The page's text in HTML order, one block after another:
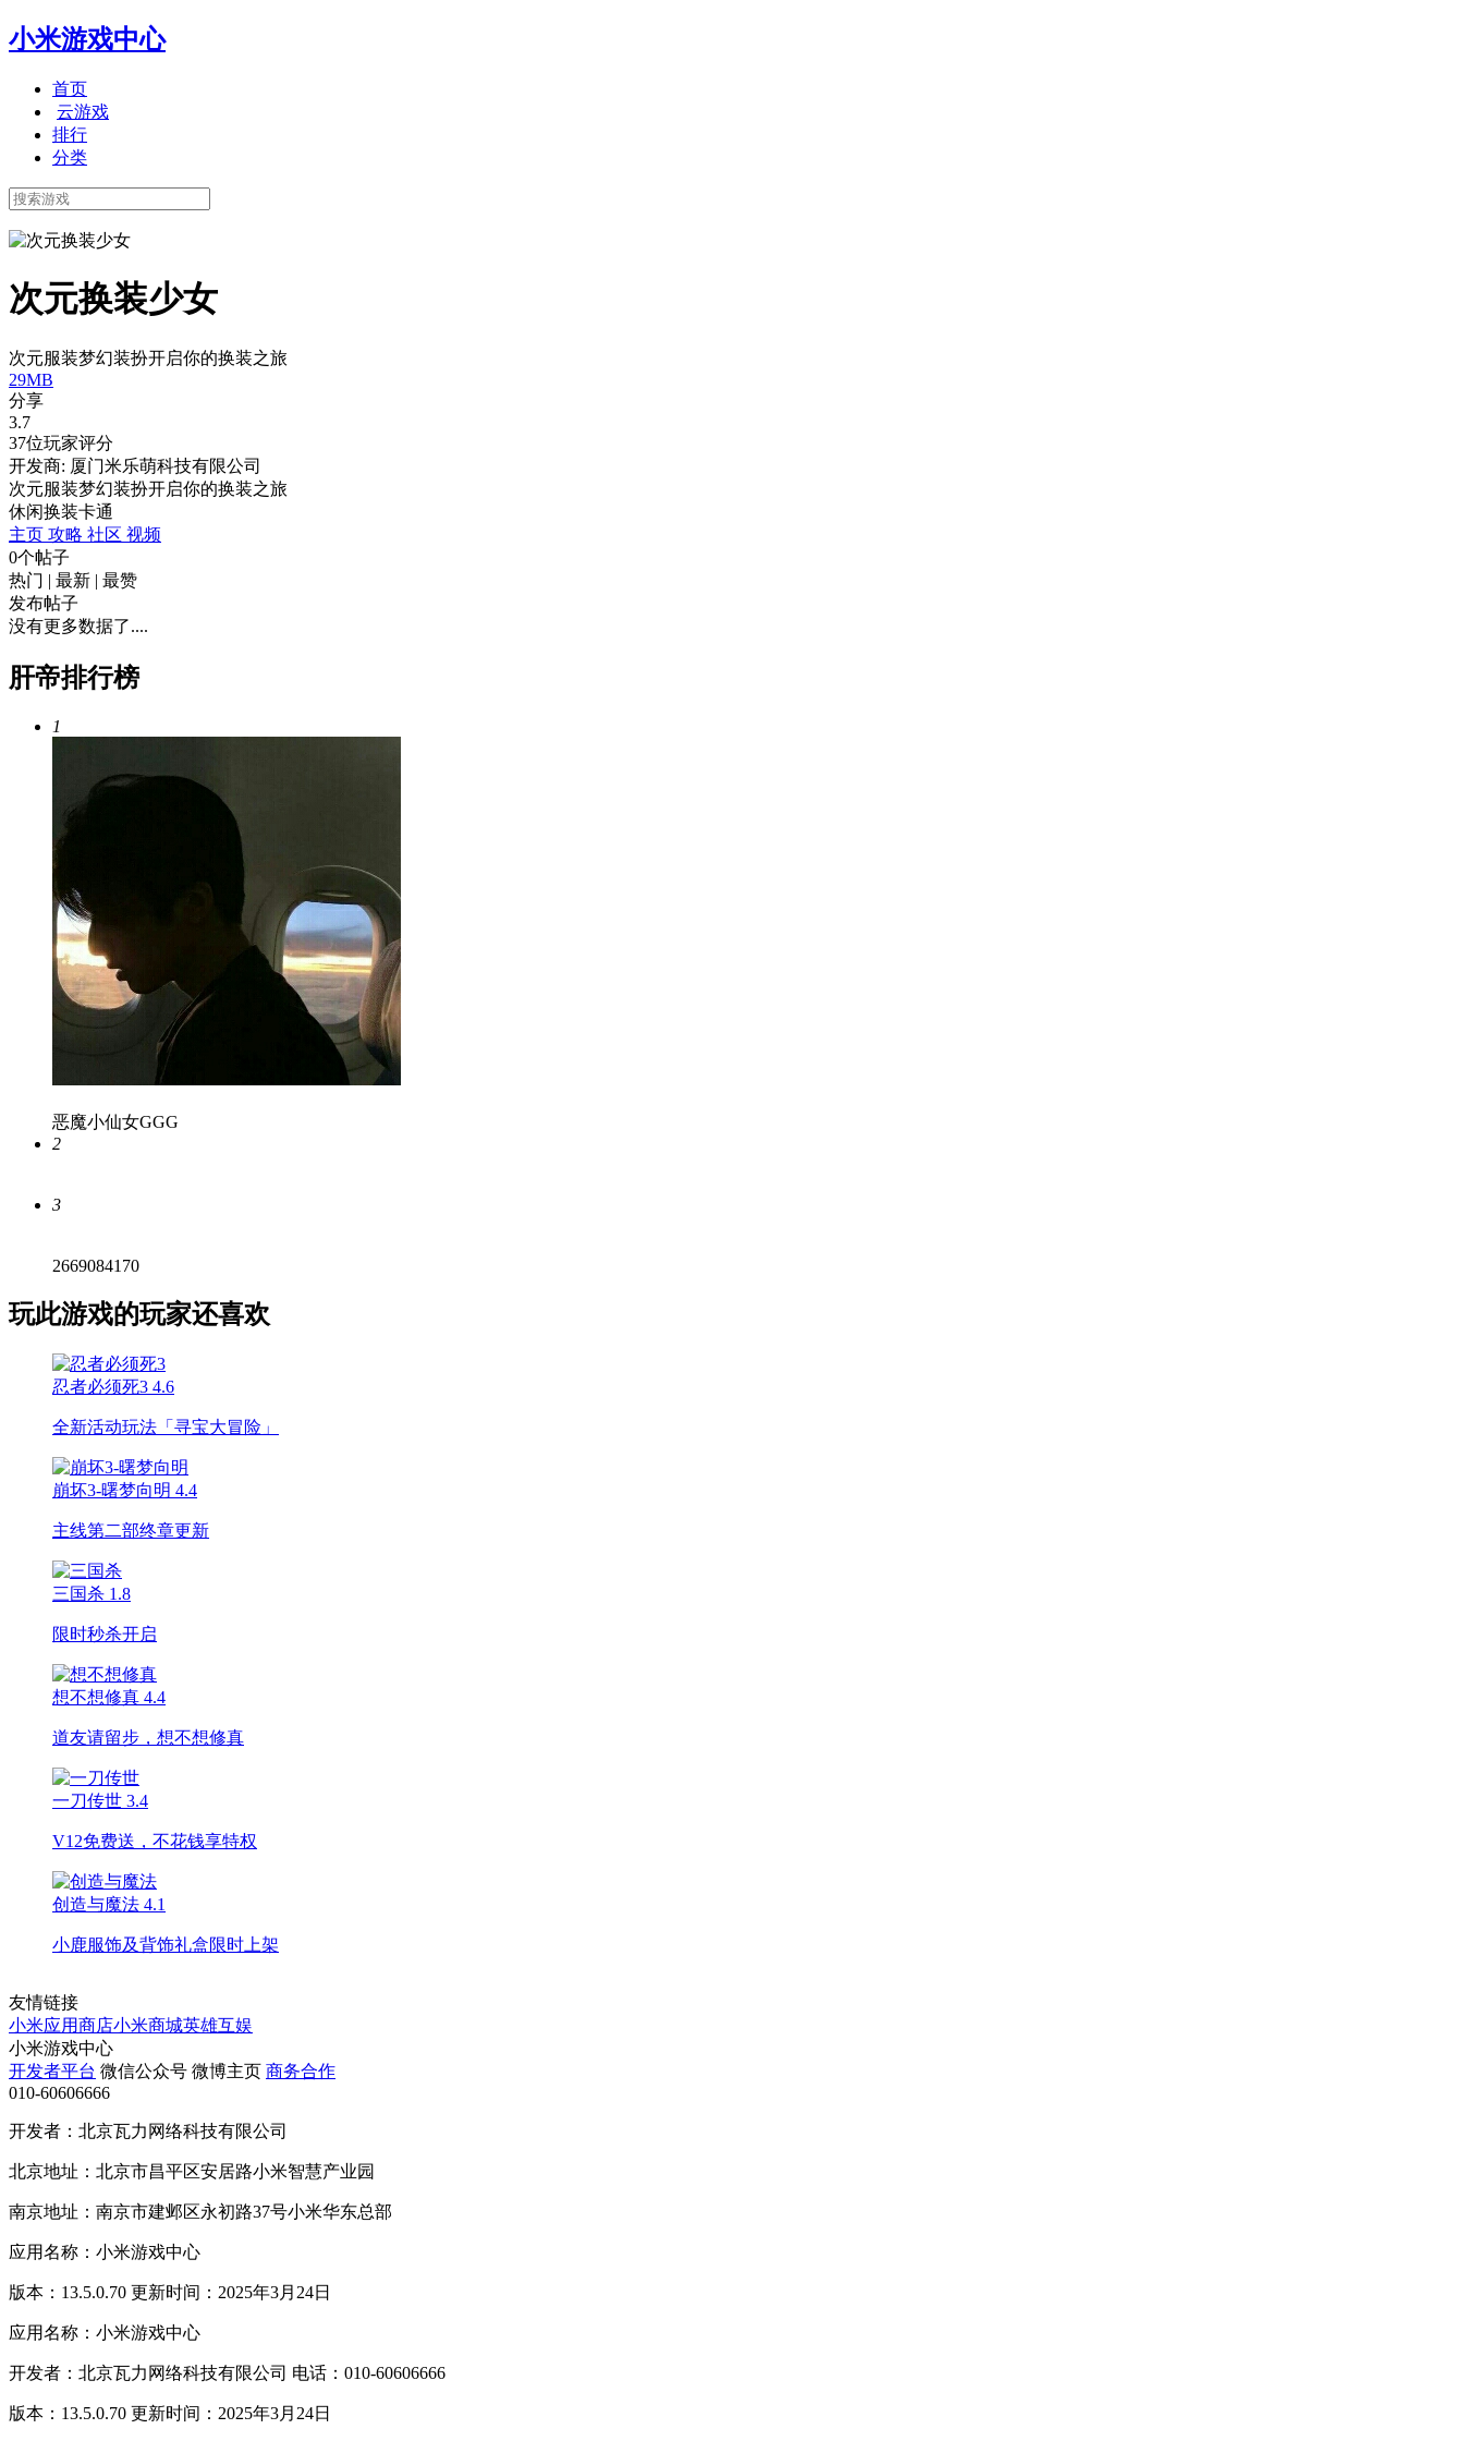
小米游戏中心
首页
云游戏
排行
分类
次元换装少女
次元服装梦幻装扮开启你的换装之旅
29MB
分享
3.7
37位玩家评分
开发商: 厦门米乐萌科技有限公司
次元服装梦幻装扮开启你的换装之旅
休闲换装卡通
主页 攻略 社区 视频
0个帖子
热门 | 最新 | 最赞
发布帖子
没有更多数据了....
肝帝排行榜
1
恶魔小仙女GGG
2
3
2669084170
玩此游戏的玩家还喜欢
忍者必须死3 4.6
全新活动玩法「寻宝大冒险」
崩坏3-曙梦向明 4.4
主线第二部终章更新
三国杀 1.8
限时秒杀开启
想不想修真 4.4
道友请留步，想不想修真
一刀传世 3.4
V12免费送，不花钱享特权
创造与魔法 4.1
小鹿服饰及背饰礼盒限时上架
友情链接
小米应用商店小米商城英雄互娱
小米游戏中心
开发者平台 微信公众号 微博主页 商务合作
010-60606666
开发者：北京瓦力网络科技有限公司
北京地址：北京市昌平区安居路小米智慧产业园
南京地址：南京市建邺区永初路37号小米华东总部
应用名称：小米游戏中心
版本：13.5.0.70 更新时间：2025年3月24日
应用名称：小米游戏中心
开发者：北京瓦力网络科技有限公司 电话：010-60606666
版本：13.5.0.70 更新时间：2025年3月24日